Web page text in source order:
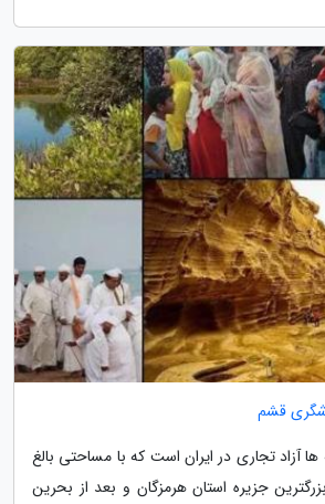
قشم
آزاد تجاری در ایران است که با مساحتی بالغ
بزرگترین جزیره استان هرمزگان و بعد از بحرین